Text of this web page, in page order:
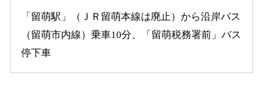
「留萌駅」（ＪＲ留萌本線は廃止）から沿岸バス
（留萌市内線）乗車10分、「留萌税務署前」バス
停下車